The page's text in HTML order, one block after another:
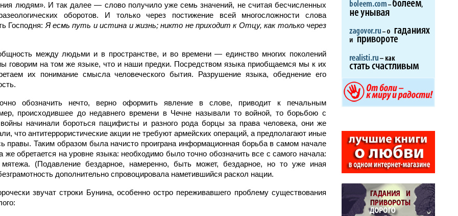
людям». И так далее — слово получило уже семь значений, не считая бесчисленных
оборотов. И только через постижение всей многосложности слова
Господня: Я есмь путь и истина и жизнь; никто не приходит к Отцу, как только через
между людьми и в пространстве, и во времени — единство многих поколений
говорим на том же языке, что и наши предки. Посредством языка приобщаемся мы к их
их понимание смысла человеческого бытия. Разрушение языка, обеднение его
обозначить нечто, верно оформить явление в слове, приводит к печальным
происходившее до недавнего времени в Чечне называли то войной, то борьбою с
начинали бороться пацифисты и разного рода борцы за права человека, они же
что антитеррористические акции не требуют армейских операций, а предполагают иные
правы. Таким образом была начисто проиграна информационная борьба в самом начале
же обретается на уровне языка: необходимо было точно обозначить все с самого начала:
мятежа. (Подавление бездарное, намеренно, быть может, бездарное, но то уже иная
дополнительно спровоцировала наметившийся раскол нации.
звучат строки Бунина, особенно остро переживавшего проблему существования